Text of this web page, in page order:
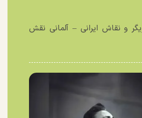
و نقاش ایرانی – آلمانی نقش